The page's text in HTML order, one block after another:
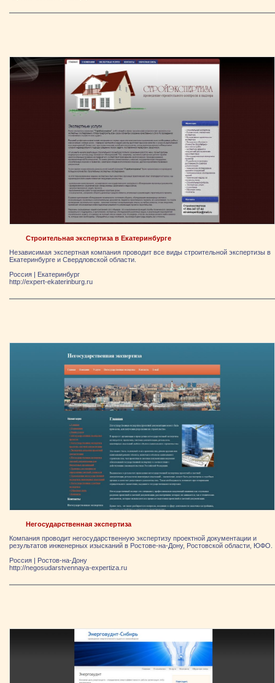
Строительная экспертиза в Екатеринбурге
Независимая экспертная компания проводит все виды строительной экспертизы в
Екатеринбурге и Свердловской области.
Россия | Екатеринбург
http://expert-ekaterinburg.ru
Негосударственная экспертиза
Компания проводит негосударственную экспертизу проектной документации и
результатов инженерных изысканий в Ростове-на-Дону, Ростовской области, ЮФО.
Россия | Ростов-на-Дону
http://negosudarstvennaya-expertiza.ru